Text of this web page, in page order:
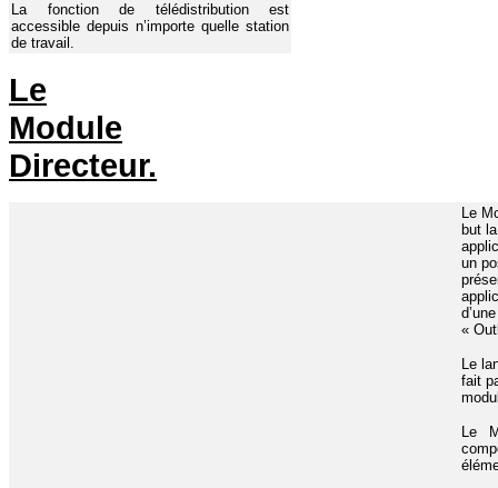
La fonction de télédistribution est
accessible depuis n’importe quelle station
de travail.
Le
Module
Directeur.
Le
but
un
«
Le
fait
Le